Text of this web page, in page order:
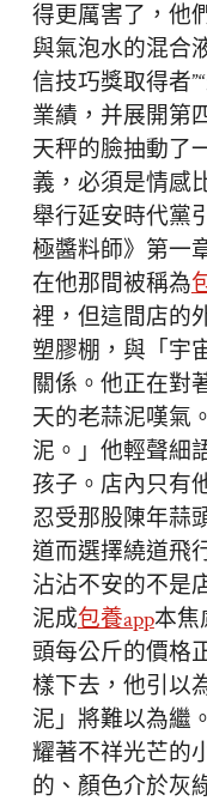
得更厲害了，他
與氣泡水的混合
信技巧獎取得者
業績，并展開第
天秤的臉抽動了
義，必須是情感
舉行延安時代黨
極醬料師》第一
在他那間被稱為
裡，但這間店的
塑膠棚，與「宇
關係。他正在對
天的老蒜泥嘆氣
泥。」他輕聲細
孩子。店內只有
忍受那股陳年蒜
道而選擇繞道飛
沾沾不安的不是
泥成包養app本焦
頭每公斤的價格
樣下去，他引以
泥」將難以為繼
耀著不祥光芒的
的、顏色介於灰